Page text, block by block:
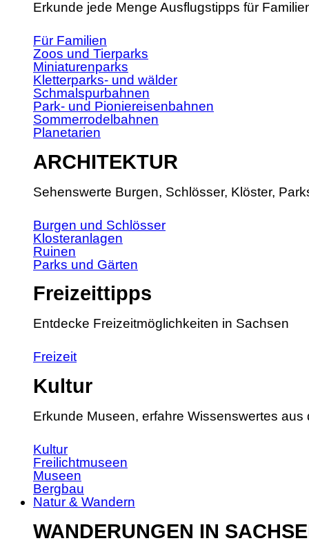
Erkunde jede Menge Ausflugstipps für
Für Familien
Zoos und Tierparks
Miniaturenparks
Kletterparks- und wälder
Schmalspurbahnen
Park- und Pioniereisenbahnen
Sommerrodelbahnen
Planetarien
ARCHITEKTUR
Sehenswerte Burgen, Schlösser, Klöster,
Burgen und Schlösser
Klosteranlagen
Ruinen
Parks und Gärten
Freizeittipps
Entdecke Freizeitmöglichkeiten in Sachsen
Freizeit
Kultur
Erkunde Museen, erfahre Wissenswertes
Kultur
Freilichtmuseen
Museen
Bergbau
Natur & Wandern
WANDERUNGEN IN